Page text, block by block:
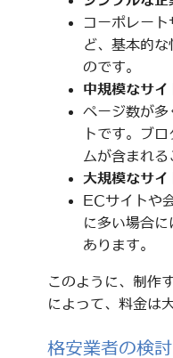
コーポレー
ど、基本的
のです。
中規模なサイ
ページ数が多
トです。ブ
ムが含まれる
大規模なサイ
ECサイトや
に多い場合
あります。
このように、制作
によって、料金は
格安業者の検討